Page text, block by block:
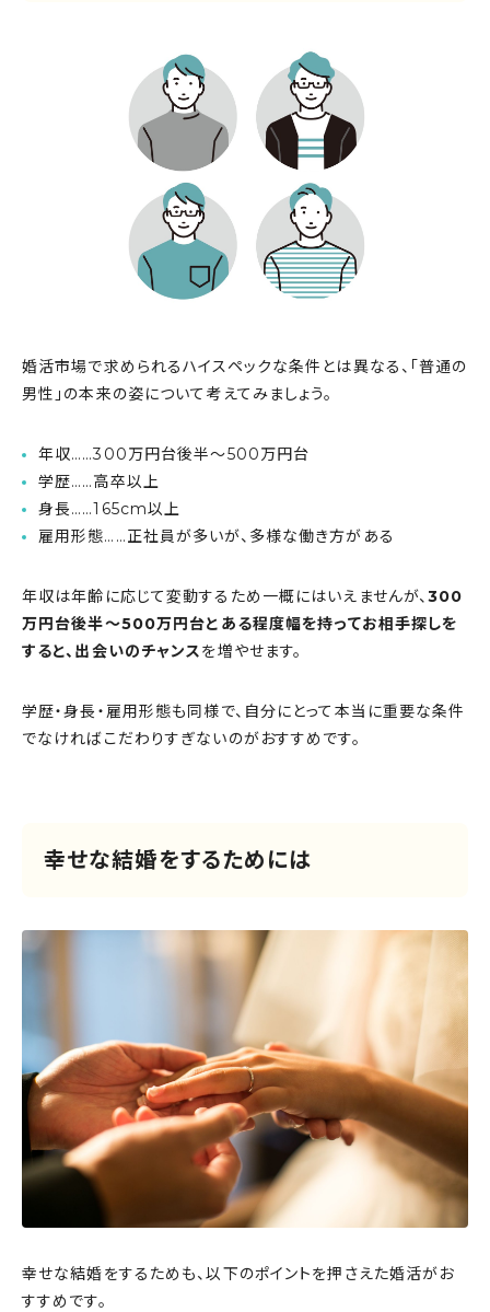
婚活市場で求められるハイスペックな条件とは異なる、「普通の
男性」の本来の姿について考えてみましょう。
年収……300万円台後半〜500万円台
学歴……高卒以上
身長……165cm以上
雇用形態……正社員が多いが、多様な働き方がある
年収は年齢に応じて変動するため一概にはいえませんが、300
万円台後半〜500万円台とある程度幅を持ってお相手探しを
すると、出会いのチャンスを増やせます。
学歴・身長・雇用形態も同様で、自分にとって本当に重要な条件
でなければこだわりすぎないのがおすすめです。
幸せな結婚をするためには
幸せな結婚をするためも、以下のポイントを押さえた婚活がお
すすめです。